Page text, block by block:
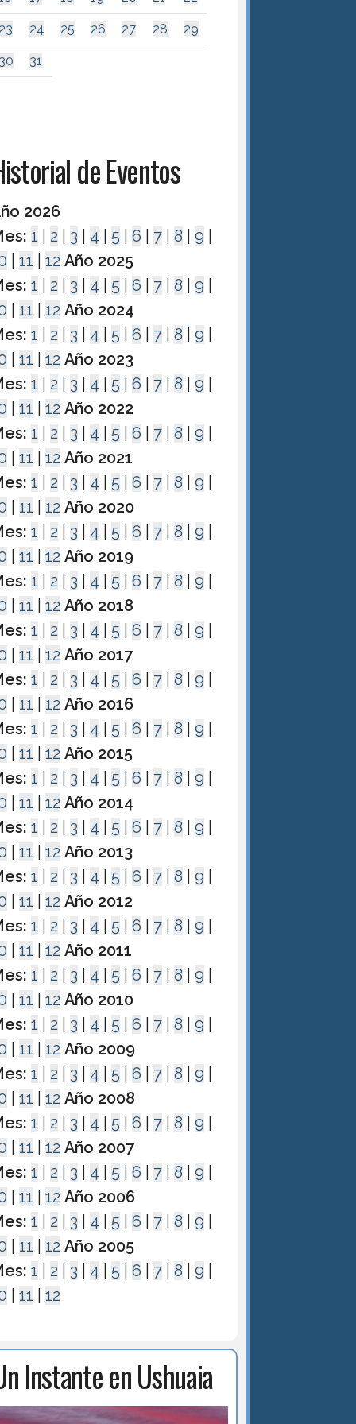
23 24 25 26 27 28 29
30 31
de Eventos
2026
1 2 3 4 5 |6 7 |8 |9
|11 |12 Año 2025
1 2 3 4 5 |6 7 |8 |9
|11 |12 Año 2024
1 2 3 4 5 |6 7 |8 |9
|11 |12 Año 2023
1 2 3 4 5 |6 7 |8 |9
|11 |12 Año 2022
1 2 3 4 5 |6 7 |8 |9
|11 |12 Año 2021
1 2 3 4 5 |6 7 |8 |9
|11 |12 Año 2020
1 2 3 4 5 |6 7 |8 |9
|11 |12 Año 2019
1 2 3 4 5 |6 7 |8 |9
|11 |12 Año 2018
1 2 3 4 5 |6 7 |8 |9
|11 |12 Año 2017
1 2 3 4 5 |6 7 |8 |9
|11 |12 Año 2016
1 2 3 4 5 |6 7 |8 |9
|11 |12 Año 2015
1 2 3 4 5 |6 7 |8 |9
|11 |12 Año 2014
1 2 3 4 5 |6 7 |8 |9
|11 |12 Año 2013
1 2 3 4 5 |6 7 |8 |9
|11 |12 Año 2012
1 2 3 4 5 |6 7 |8 |9
|11 |12 Año 2011
1 2 3 4 5 |6 7 |8 |9
|11 |12 Año 2010
1 2 3 4 5 |6 7 |8 |9
|11 |12 Año 2009
1 2 3 4 5 |6 7 |8 |9
|11 |12 Año 2008
1 2 3 4 5 |6 7 |8 |9
|11 |12 Año 2007
1 2 3 4 5 |6 7 |8 |9
|11 |12 Año 2006
1 2 3 4 5 |6 7 |8 |9
|11 |12 Año 2005
1 2 3 4 5 |6 7 |8 |9
|11 |12
Instante en Ushuaia